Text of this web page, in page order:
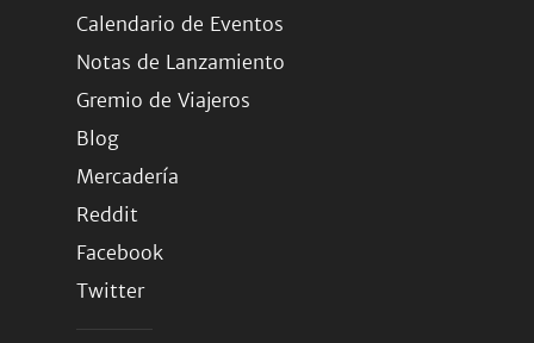
Calendario de Eventos
Notas de Lanzamiento
Gremio de Viajeros
Blog
Mercadería
Reddit
Facebook
Twitter